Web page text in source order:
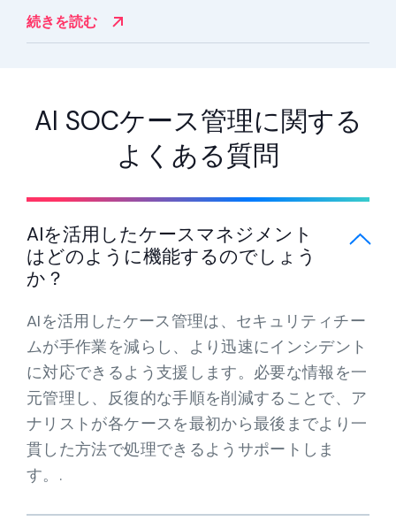
続きを読む
AI SOCケース管理に関する
よくある質問
AIを活用したケースマネジメント
はどのように機能するのでしょう
か？
AIを活用したケース管理は、セキュリティチー
ムが手作業を減らし、より迅速にインシデント
に対応できるよう支援します。必要な情報を一
元管理し、反復的な手順を削減することで、ア
ナリストが各ケースを最初から最後までより一
貫した方法で処理できるようサポートしま
す。.